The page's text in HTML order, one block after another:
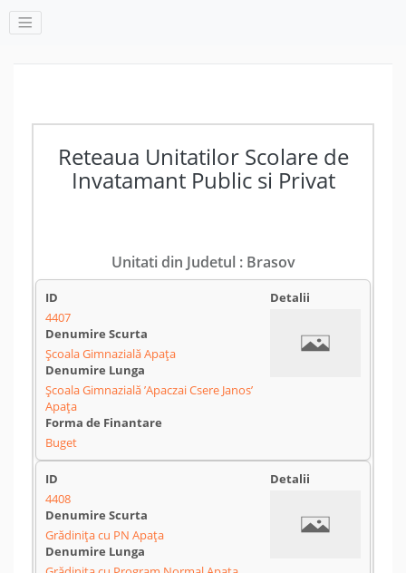
Reteaua Unitatilor Scolare de
Invatamant Public si Privat
Unitati din Judetul : Brasov
4407
Școala Gimnazială Apața
Școala Gimnazială ’Apaczai Csere Janos’
Apața
Buget
4408
Grădinița cu PN Apața